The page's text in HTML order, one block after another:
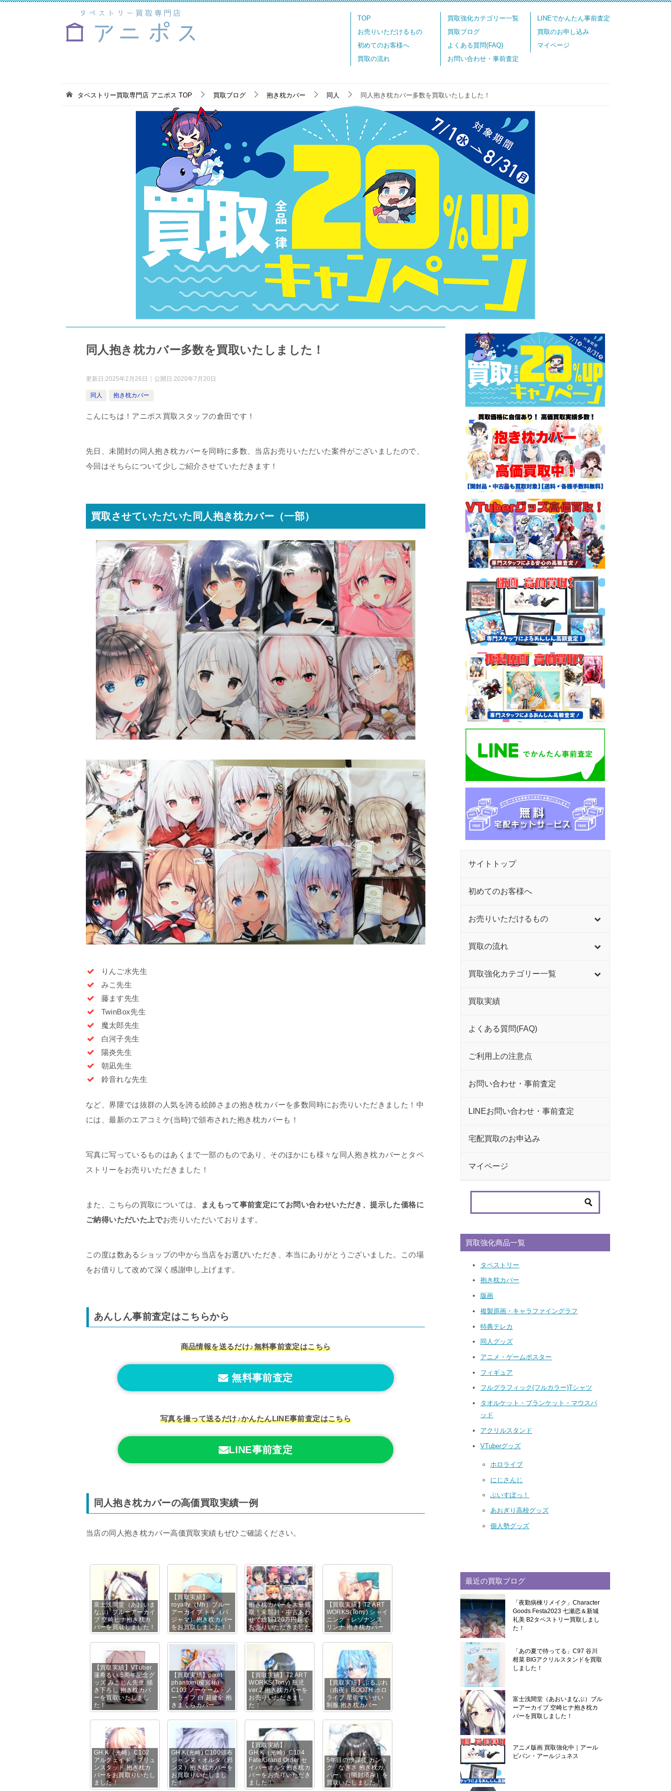
TOP
お売りいただけるもの
初めてのお客様へ
買取の流れ
買取強化カテゴリー一覧
買取ブログ
よくある質問(FAQ)
お問い合わせ・事前査定
LINEでかんたん事前査定
買取のお申し込み
マイページ
タペストリー買取専門店 アニポス TOP 買取ブログ 抱き枕カバー 同人 同人抱き枕カバー多数を買取いたしました！
同人抱き枕カバー多数を買取いたしました！
更新日:2025年2月26日 公開日:2020年7月20日
同人 抱き枕カバー
こんにちは！アニポス買取スタッフの倉田です！
先日、未開封の同人抱き枕カバーを同時に多数、当店お売りいただいた案件がございましたので、
今回はそちらについて少しご紹介させていただきます！
買取させていただいた同人抱き枕カバー（一部）
りんご水先生
みこ先生
藤ます先生
TwinBox先生
魔太郎先生
白河子先生
陽炎先生
朝凪先生
鈴音れな先生
など、界隈では抜群の人気を誇る絵師さまの抱き枕カバーを多数同時にお売りいただきました！中
には、最新のエアコミケ(当時)で頒布された抱き枕カバーも！
写真に写っているものはあくまで一部のものであり、そのほかにも様々な同人抱き枕カバーとタペ
ストリーをお売りいただきました！
また、こちらの買取については、
まえもって事前査定にてお問い合わせいただき、提示した価格に
ご納得いただいた上でお売りいただいております。
この度は数あるショップの中から当店をお選びいただき、本当にありがとうございました。この場
をお借りして改めて深く感謝申し上げます。
あんしん事前査定はこちらから
商品情報を送るだけ♪無料事前査定はこちら
無料事前査定
写真を撮って送るだけ♪かんたんLINE事前査定はこちら
LINE事前査定
同人抱き枕カバーの高価買取実績一例
当店の同人抱き枕カバー高価買取実績もぜひご確認ください。
富士浅間堂（あおいま
なぶ）ブルーアーカイ
ブ 空崎ヒナ抱き枕カ
バーを買取しました！
【買取実績】
royalty（Mh）ブルー
アーカイブ トキ（パ
ジャマ）抱き枕カバー
をお買取しました！！
抱き枕カバーを大量買
取！未開封・中古あわ
せて総額120万円超で
お売りいただきました
【買取実績】T2 ART
WORKS(Tony) シャイ
ニング・レゾナンス
リンナ 抱き枕カバー
【買取実績】VTuber
蓮希るい 5周年記念グ
ッズ みこじん先生 描
き下ろし 抱き枕カバ
ーを買取いたしまし
た！
【買取実績】pixel
phantom(榎宮祐)
C103 ノーゲーム・ノ
ーライフ 白 超健全 抱
きまくらカバー
【買取実績】T2 ART
WORKS(Tony) 瓶児
ver.2 抱き枕カバーを
お売りいただきまし
た！
【買取実績】ぶるぶれ
（由夜）BOOTH ホロ
ライブ 星街すいせい
制服 抱き枕カバー
GH.K（光崎）C102
アルクェイド・ブリュ
ンスタッド 抱き枕カ
バーをお買取りいたし
ました！
GH.K(光崎) C100頒布
ジャンヌ・オルタ（邪
ンヌ）抱き枕カバーを
お買取りいたしまし
た！
【買取実績】
GH.K（光崎）C104
Fate/Grand Order セ
イバーオルタ抱き枕カ
バーをお売りいただき
ました！
5年目の放課後 カント
ク「なぎさ 抱き枕カ
バー」（開封済み）を
買取いたしました！
サイトトップ
初めてのお客様へ
お売りいただけるもの
買取の流れ
買取強化カテゴリー一覧
買取実績
よくある質問(FAQ)
ご利用上の注意点
お問い合わせ・事前査定
LINEお問い合わせ・事前査定
宅配買取のお申込み
マイページ
買取強化商品一覧
タペストリー
抱き枕カバー
版画
複製原画・キャラファイングラフ
特典テレカ
同人グッズ
アニメ・ゲームポスター
フィギュア
フルグラフィック(フルカラー)Tシャツ
タオルケット・ブランケット・マウスパ
ッド
アクリルスタンド
VTuberグッズ
ホロライブ
にじさんじ
ぶいすぽっ！
あおぎり高校グッズ
個人勢グッズ
最近の買取ブログ
「夜勤病棟リメイク」Character
Goods Festa2023 七瀬恋＆新城
礼美 B2タペストリー買取しまし
た！
「あの夏で待ってる」C97 谷川
柑菜 BIGアクリルスタンドを買取
しました！
富士浅間堂（あおいまなぶ）ブル
ーアーカイブ 空崎ヒナ抱き枕カ
バーを買取しました！
アニメ版画 買取強化中｜アール
ビバン・アールジュネス